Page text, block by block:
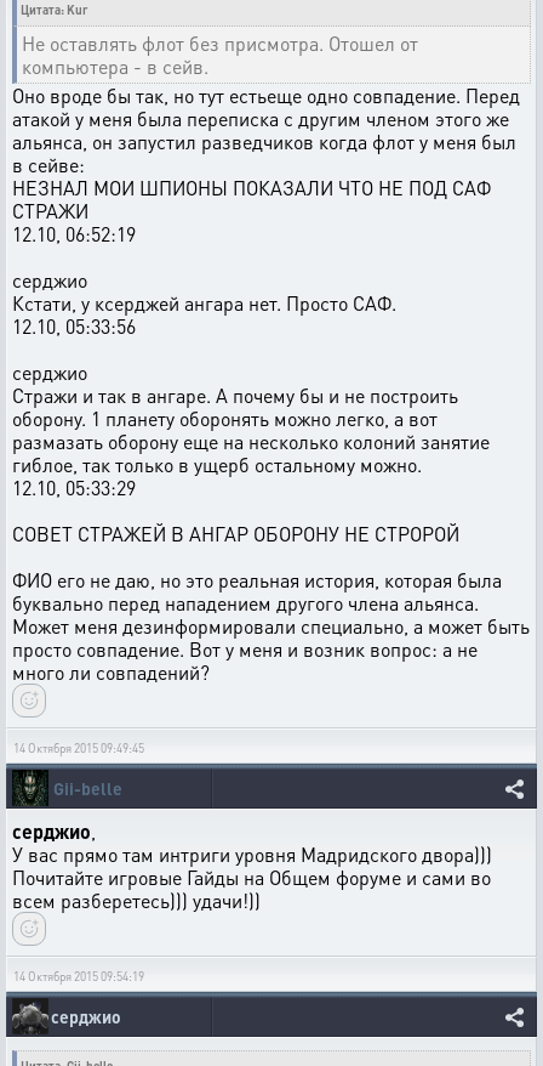
Цитата: Kur
Не оставлять флот без присмотра. Отошел от
компьютера - в сейв.
Оно вроде бы так, но тут естьеще одно совпадение. Перед
атакой у меня была переписка с другим членом этого же
альянса, он запустил разведчиков когда флот у меня был
в сейве:
НЕЗНАЛ МОИ ШПИОНЫ ПОКАЗАЛИ ЧТО НЕ ПОД САФ
СТРАЖИ
12.10, 06:52:19
серджио
Кстати, у ксерджей ангара нет. Просто САФ.
12.10, 05:33:56
серджио
Стражи и так в ангаре. А почему бы и не построить
оборону. 1 планету оборонять можно легко, а вот
размазать оборону еще на несколько колоний занятие
гиблое, так только в ущерб остальному можно.
12.10, 05:33:29
СОВЕТ СТРАЖЕЙ В АНГАР ОБОРОНУ НЕ СТРОРОЙ
ФИО его не даю, но это реальная история, которая была
буквально перед нападением другого члена альянса.
Может меня дезинформировали специально, а может быть
просто совпадение. Вот у меня и возник вопрос: а не
много ли совпадений?
14 Октября 2015 09:49:45
Gii-belle
серджио
У вас прямо там интриги уровня Мадридского двора)))
Почитайте игровые Гайды на Общем форуме и сами во
всем разберетесь))) удачи!))
14 Октября 2015 09:54:19
серджио